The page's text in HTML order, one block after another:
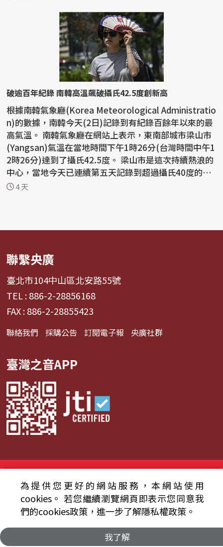
破逾百年紀錄 南韓高溫飆破攝氏42.5度創新高
根據南韓氣象廳(Korea Meteorological Administratio
n)的數據，南韓今天(2日)記錄到有紀錄百餘年以來的最
高氣溫。 南韓氣象廳在網站上表示，東南部城市梁山市
(Yangsan)氣溫在當地時間下午1時26分(台灣時間中午1
2時26分)達到了攝氏42.5度。 梁山市是這次持續熱浪的
中心，當地今天已連續第五天記錄到超過攝氏40度的
高...4 天
聯繫央廣
臺北市104中山區北安路55號
TEL : 886-2-28856168
FAX : 886-2-28855423
聯絡我們 採購公告 訂閱電子報 央廣社群
臺灣之音APP
資通安全政策聲明
服務條款 隱私權條款
為提供您更好的網站服務，本網站使用
cookies。 若您繼續瀏覽網頁即表示您同意我
們的cookies政策，進一步了解隱私權政策。
我了解